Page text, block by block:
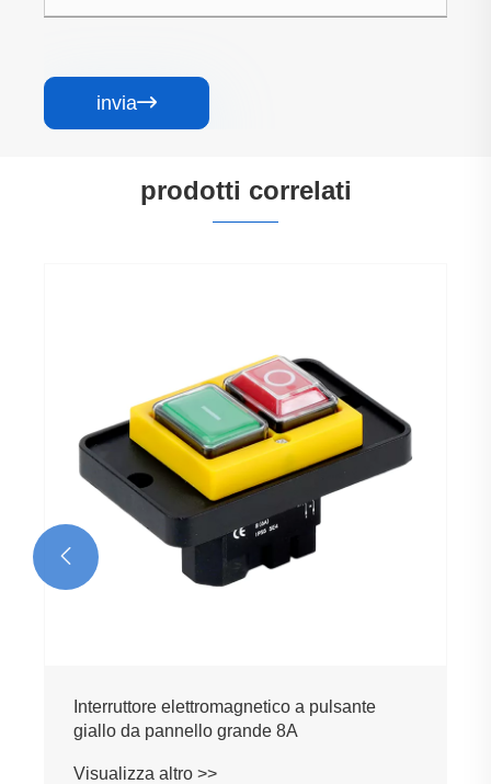
invia
prodotti correlati
Interruttore elettromagnetico a pulsante
giallo da pannello grande 8A
Visualizza altro >>
